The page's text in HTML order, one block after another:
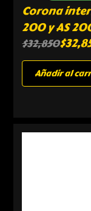
Corona
200 y AS
$32,850$
Añadir al